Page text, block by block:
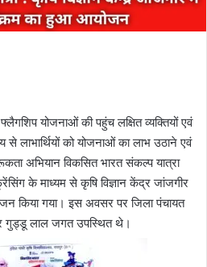
योजनाओं की पहुंच लक्षित व्यक्तियों एवं
लाभार्थियों को योजनाओं का लाभ उठाने एवं
अभियान विकसित भारत संकल्प यात्रा
के माध्यम से कृषि विज्ञान केंद्र जांजगीर
किया गया। इस अवसर पर जिला पंचायत
लाल जगत उपस्थित थे।